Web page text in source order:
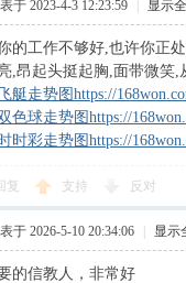
于 2023-4-3 12:23:59 显示
的工作不够好,也许你正
,昂起头挺起胸,面带微笑,
艇走势图https://
色球走势图https://
时彩走势图https://
复 支持 反对
于 2026-5-10 20:34:06 显示
的信教人，非常好